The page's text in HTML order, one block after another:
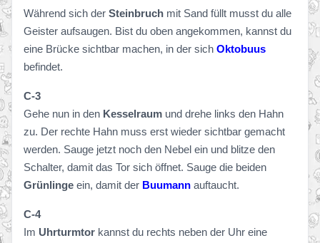
Während sich der Steinbruch mit Sand füllt musst du alle
Geister aufsaugen. Bist du oben angekommen, kannst du
eine Brücke sichtbar machen, in der sich Oktobuus
befindet.
C-3
Gehe nun in den Kesselraum und drehe links den Hahn
zu. Der rechte Hahn muss erst wieder sichtbar gemacht
werden. Sauge jetzt noch den Nebel ein und blitze den
Schalter, damit das Tor sich öffnet. Sauge die beiden
Grünlinge ein, damit der Buumann auftaucht.
C-4
Im Uhrturmtor kannst du rechts neben der Uhr eine